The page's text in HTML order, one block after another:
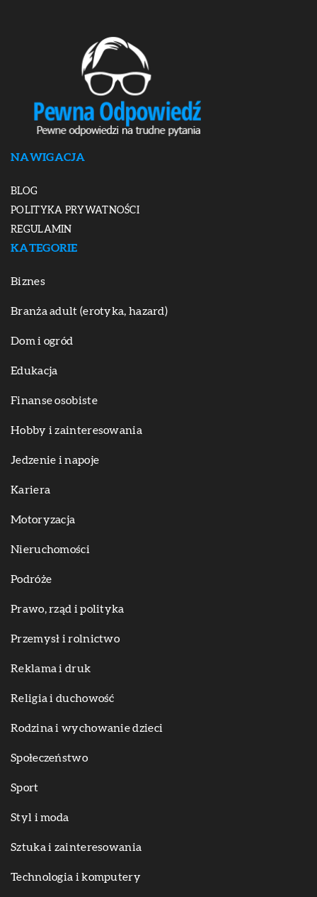
NAWIGACJA
BLOG
POLITYKA PRYWATNOŚCI
REGULAMIN
KATEGORIE
Biznes
Branża adult (erotyka, hazard)
Dom i ogród
Edukacja
Finanse osobiste
Hobby i zainteresowania
Jedzenie i napoje
Kariera
Motoryzacja
Nieruchomości
Podróże
Prawo, rząd i polityka
Przemysł i rolnictwo
Reklama i druk
Religia i duchowość
Rodzina i wychowanie dzieci
Społeczeństwo
Sport
Styl i moda
Sztuka i zainteresowania
Technologia i komputery